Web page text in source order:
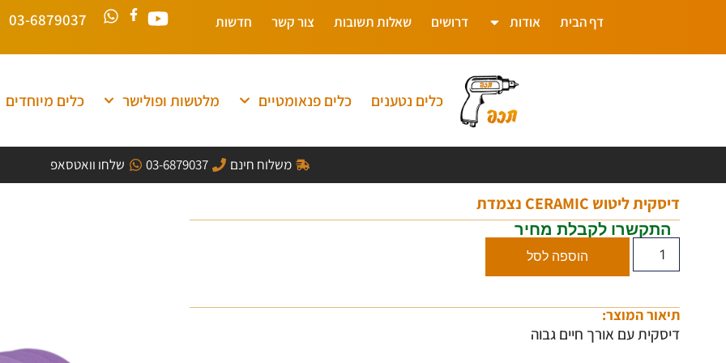
דף הבית אודות דרושים שאלות תשובות צור קשר חדשות 03-6879037
כלים נטענים כלים פנאומטיים מלטשות ופולישר כלים מיוחדים
משלוח חינם 03-6879037 שלחו וואטסאפ
דיסקית ליטוש CERAMIC נצמדת
התקשרו לקבלת מחיר
הוספה לסל
תיאור המוצר:
דיסקית עם אורך חיים גבוה